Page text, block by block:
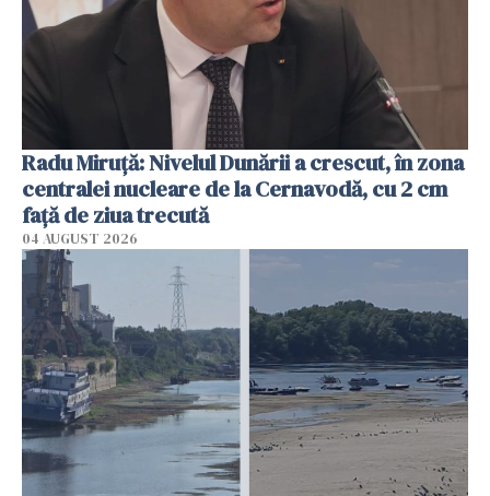
Radu Miruţă: Nivelul Dunării a crescut, în zona
centralei nucleare de la Cernavodă, cu 2 cm
faţă de ziua trecută
04 AUGUST 2026